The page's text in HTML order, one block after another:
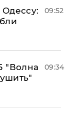
09:52
"Волна
09:34